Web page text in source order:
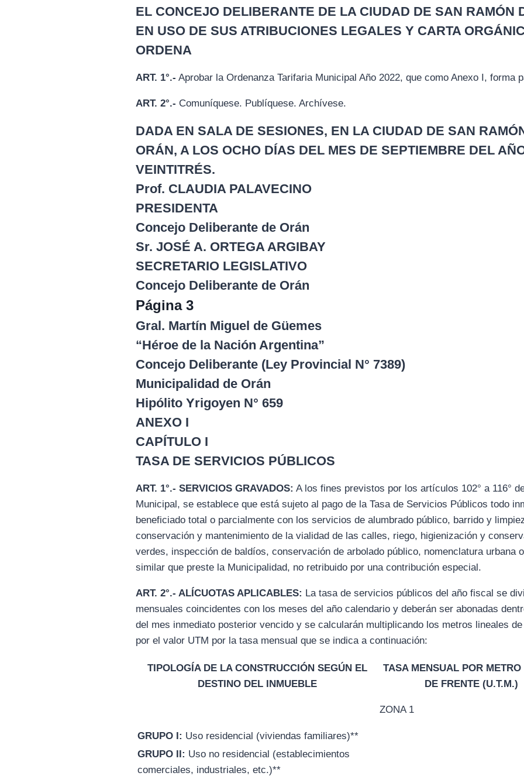
EL CONCEJO DELIBERANTE DE LA CIUDAD DE SAN RAMÓN
EN USO DE SUS ATRIBUCIONES LEGALES Y CARTA
ORDENA
ART. 1°.- Aprobar la Ordenanza Tarifaria Municipal Año 2022, que como Anexo I, forma
ART. 2°.- Comuníquese. Publíquese. Archívese.
DADA EN SALA DE SESIONES, EN LA CIUDAD DE SAN
ORÁN, A LOS OCHO DÍAS DEL MES DE SEPTIEMBRE DEL
VEINTITRÉS.
Prof. CLAUDIA PALAVECINO
PRESIDENTA
Concejo Deliberante de Orán
Sr. JOSÉ A. ORTEGA ARGIBAY
SECRETARIO LEGISLATIVO
Concejo Deliberante de Orán
Página 3
Gral. Martín Miguel de Güemes
“Héroe de la Nación Argentina”
Concejo Deliberante (Ley Provincial N° 7389)
Municipalidad de Orán
Hipólito Yrigoyen N° 659
ANEXO I
CAPÍTULO I
TASA DE SERVICIOS PÚBLICOS
ART. 1°.- SERVICIOS GRAVADOS: A los fines previstos por los artículos 102° a 116°
Municipal, se establece que está sujeto al pago de la Tasa de Servicios Públicos todo
beneficiado total o parcialmente con los servicios de alumbrado público, barrido y
conservación y mantenimiento de la vialidad de las calles, riego, higienización y
verdes, inspección de baldíos, conservación de arbolado público, nomenclatura urbana
similar que preste la Municipalidad, no retribuido por una contribución especial.
ART. 2°.- ALÍCUOTAS APLICABLES: La tasa de servicios públicos del año fiscal se
mensuales coincidentes con los meses del año calendario y deberán ser abonadas
del mes inmediato posterior vencido y se calcularán multiplicando los metros lineales
por el valor UTM por la tasa mensual que se indica a continuación:
TIPOLOGÍA DE LA CONSTRUCCIÓN SEGÚN EL
DESTINO DEL INMUEBLE
TASA MENSUAL POR
DE FRENTE (U.T.M.)
ZONA 1
GRUPO I: Uso residencial (viviendas familiares)**
GRUPO II: Uso no residencial (establecimientos
comerciales, industriales, etc.)**